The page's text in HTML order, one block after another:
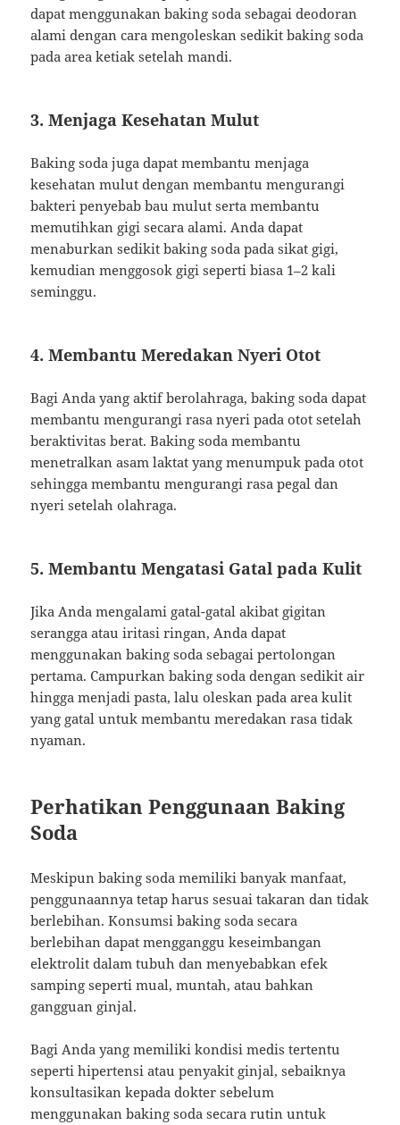
dapat menggunakan baking soda sebagai deodoran
alami dengan cara mengoleskan sedikit baking soda
pada area ketiak setelah mandi.
3. Menjaga Kesehatan Mulut
Baking soda juga dapat membantu menjaga
kesehatan mulut dengan membantu mengurangi
bakteri penyebab bau mulut serta membantu
memutihkan gigi secara alami. Anda dapat
menaburkan sedikit baking soda pada sikat gigi,
kemudian menggosok gigi seperti biasa 1–2 kali
seminggu.
4. Membantu Meredakan Nyeri Otot
Bagi Anda yang aktif berolahraga, baking soda dapat
membantu mengurangi rasa nyeri pada otot setelah
beraktivitas berat. Baking soda membantu
menetralkan asam laktat yang menumpuk pada otot
sehingga membantu mengurangi rasa pegal dan
nyeri setelah olahraga.
5. Membantu Mengatasi Gatal pada Kulit
Jika Anda mengalami gatal-gatal akibat gigitan
serangga atau iritasi ringan, Anda dapat
menggunakan baking soda sebagai pertolongan
pertama. Campurkan baking soda dengan sedikit air
hingga menjadi pasta, lalu oleskan pada area kulit
yang gatal untuk membantu meredakan rasa tidak
nyaman.
Perhatikan Penggunaan Baking
Soda
Meskipun baking soda memiliki banyak manfaat,
penggunaannya tetap harus sesuai takaran dan tidak
berlebihan. Konsumsi baking soda secara
berlebihan dapat mengganggu keseimbangan
elektrolit dalam tubuh dan menyebabkan efek
samping seperti mual, muntah, atau bahkan
gangguan ginjal.
Bagi Anda yang memiliki kondisi medis tertentu
seperti hipertensi atau penyakit ginjal, sebaiknya
konsultasikan kepada dokter sebelum
menggunakan baking soda secara rutin untuk